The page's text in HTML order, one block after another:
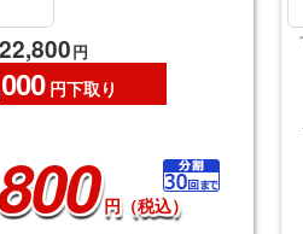
円
円下取り
円（税込）